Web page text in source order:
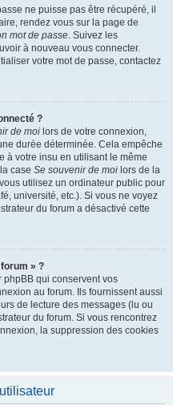
ne puisse pas être récupéré, il
rendez vous sur la page de
mot de passe. Suivez les
à nouveau vous connecter.
votre mot de passe, contactez
?
de moi lors de votre connexion,
durée déterminée. Cela empêche
à votre insu en utilisant le même
case Se souvenir de moi lors de la
utilisez un ordinateur public pour
université, etc.). Si vous ne voyez
du forum a désactivé cette
» ?
qui conservent vos
au forum. Ils fournissent aussi
de lecture des messages (lu ou
du forum. Si vous rencontrez
la suppression des cookies